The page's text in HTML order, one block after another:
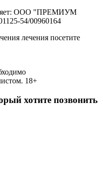
ООО "ПРЕМИУМ
54/00960164
лечения посетите
18+
хотите позвонить